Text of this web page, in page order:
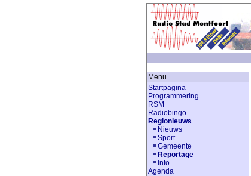
Menu
Startpagina
Programmering
RSM
Radiobingo
Regionieuws
Nieuws
Sport
Gemeente
Reportage
Info
Agenda